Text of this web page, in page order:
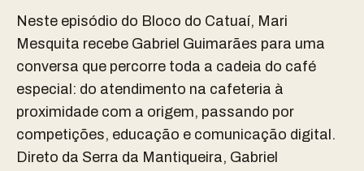
Neste episódio do Bloco do Catuaí, Mari
Mesquita recebe Gabriel Guimarães para uma
conversa que percorre toda a cadeia do café
especial: do atendimento na cafeteria à
proximidade com a origem, passando por
competições, educação e comunicação digital.
Direto da Serra da Mantiqueira, Gabriel